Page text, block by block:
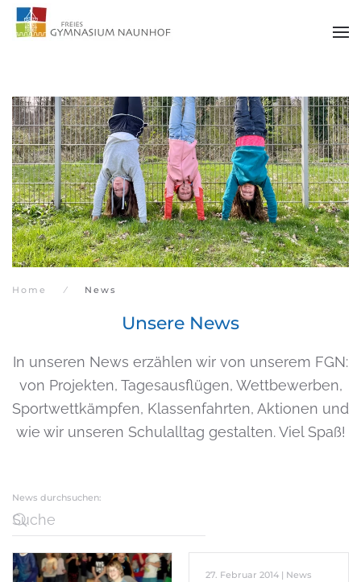
Zum Hauptinhalt springen
Home News
Unsere News
In unseren News erzählen wir von unserem FGN:
von Projekten, Tagesausflügen, Wettbewerben,
Sportwettkämpfen, Klassenfahrten, Aktionen und
wie wir unseren Schulalltag gestalten. Viel Spaß!
News durchsuchen:
27. Februar 2014 | News